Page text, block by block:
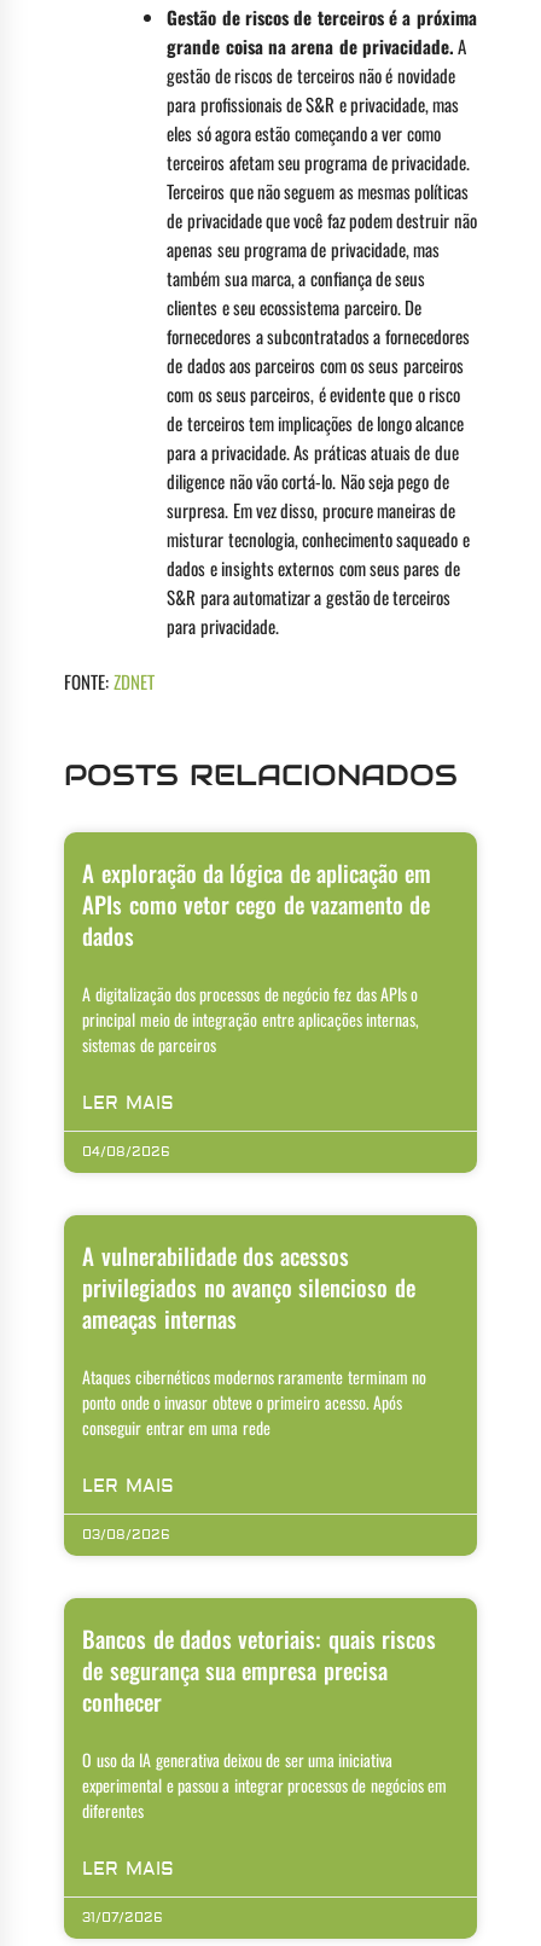
Gestão de riscos de terceiros é a próxima
grande coisa na arena de privacidade.A
gestão de riscos de terceiros não é novidade
para profissionais de S&R e privacidade, mas
eles só agora estão começando a ver como
terceiros afetam seu programa de privacidade.
Terceiros que não seguem as mesmas políticas
de privacidade que você faz podem destruir não
apenas seu programa de privacidade, mas
também sua marca, a confiança de seus
clientes e seu ecossistema parceiro. De
fornecedores a subcontratados a fornecedores
de dados aos parceiros com os seus parceiros
com os seus parceiros, é evidente que o risco
de terceiros tem implicações de longo alcance
para a privacidade. As práticas atuais de due
diligence não vão cortá-lo. Não seja pego de
surpresa. Em vez disso, procure maneiras de
misturar tecnologia, conhecimento saqueado e
dados e insights externos com seus pares de
S&R para automatizar a gestão de terceiros
para privacidade.
FONTE:ZDNET
POSTS RELACIONADOS
A exploração da lógica de aplicação em
APIs como vetor cego de vazamento de
dados
A digitalização dos processos de negócio fez das APIs o
principal meio de integração entre aplicações internas,
sistemas de parceiros
LER MAIS
04/08/2026
A vulnerabilidade dos acessos
privilegiados no avanço silencioso de
ameaças internas
Ataques cibernéticos modernos raramente terminam no
ponto onde o invasor obteve o primeiro acesso. Após
conseguir entrar em uma rede
LER MAIS
03/08/2026
Bancos de dados vetoriais: quais riscos
de segurança sua empresa precisa
conhecer
O uso da IA generativa deixou de ser uma iniciativa
experimental e passou a integrar processos de negócios em
diferentes
LER MAIS
31/07/2026